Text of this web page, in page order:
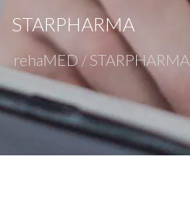
STARPHARMA
rehaMED / STARPHARMA